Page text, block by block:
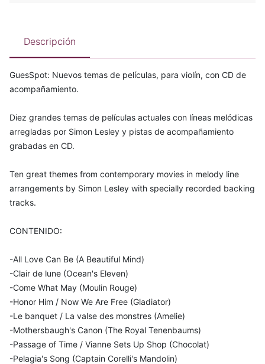
Descripción
GuesSpot: Nuevos temas de películas, para violín, con CD de
acompañamiento.
Diez grandes temas de películas actuales con líneas melódicas
arregladas por Simon Lesley y pistas de acompañamiento
grabadas en CD.
Ten great themes from contemporary movies in melody line
arrangements by Simon Lesley with specially recorded backing
tracks.
CONTENIDO:
-All Love Can Be (A Beautiful Mind)
-Clair de lune (Ocean's Eleven)
-Come What May (Moulin Rouge)
-Honor Him / Now We Are Free (Gladiator)
-Le banquet / La valse des monstres (Amelie)
-Mothersbaugh's Canon (The Royal Tenenbaums)
-Passage of Time / Vianne Sets Up Shop (Chocolat)
-Pelagia's Song (Captain Corelli's Mandolin)